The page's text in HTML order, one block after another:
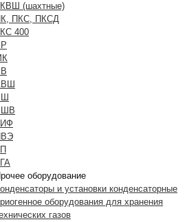
(шахтные)
ПКС, ПКСД
400
оборудование
и установки конденсаторные
оборудования для хранения
газов